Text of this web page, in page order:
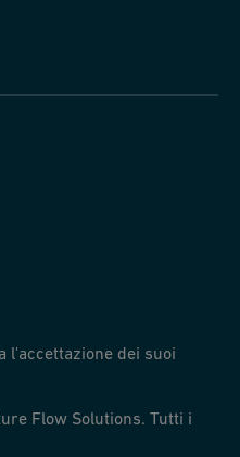
l'accettazione dei suoi
Flow Solutions. Tutti i